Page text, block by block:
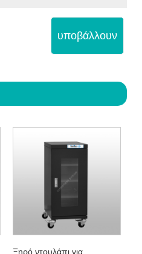
υποβάλλουν
Ξηρό ντουλάπι για